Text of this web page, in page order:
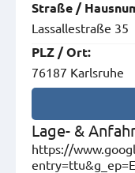
Straße /
Lassallestraße 35
PLZ /Ort:
76187 Karlsruhe
Lage- &
https://